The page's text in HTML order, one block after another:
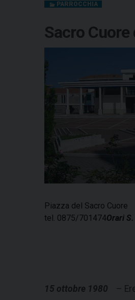
PARROCCHIA
Sacro Cuore
Piazza del Sacro Cuore
tel. 0875/701474Orari
15 ottobre 1980 –